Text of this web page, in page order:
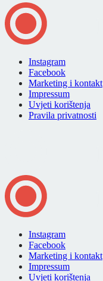
Instagram
Facebook
Marketing i kontakt
Impressum
Uvjeti korištenja
Pravila privatnosti
Instagram
Facebook
Marketing i kontakt
Impressum
Uvjeti korištenja